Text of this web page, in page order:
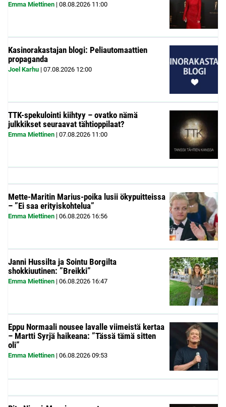
Emma Miettinen | 08.08.2026 11:00
Kasinorakastajan blogi: Peliautomaattien
propaganda
Joel Karhu | 07.08.2026 12:00
TTK-spekulointi kiihtyy – ovatko nämä
julkkikset seuraavat tähtioppilaat?
Emma Miettinen | 07.08.2026 11:00
Mette-Maritin Marius-poika lusii ökypuitteissa
– ”Ei saa erityiskohtelua”
Emma Miettinen | 06.08.2026 16:56
Janni Hussilta ja Sointu Borgilta
shokkiuutinen: ”Breikki”
Emma Miettinen | 06.08.2026 16:47
Eppu Normaali nousee lavalle viimeistä kertaa
– Martti Syrjä haikeana: ”Tässä tämä sitten
oli”
Emma Miettinen | 06.08.2026 09:53